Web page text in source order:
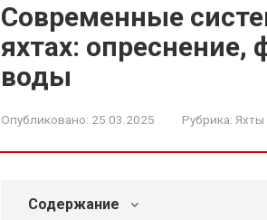
Современные
яхтах: опреснение,
воды
Опубликовано: 25.03.2025 Рубрика: Яхты
Содержание